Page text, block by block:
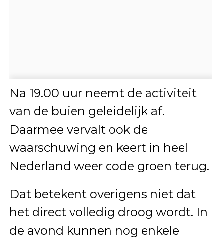
Na 19.00 uur neemt de activiteit
van de buien geleidelijk af.
Daarmee vervalt ook de
waarschuwing en keert in heel
Nederland weer code groen terug.
Dat betekent overigens niet dat
het direct volledig droog wordt. In
de avond kunnen nog enkele